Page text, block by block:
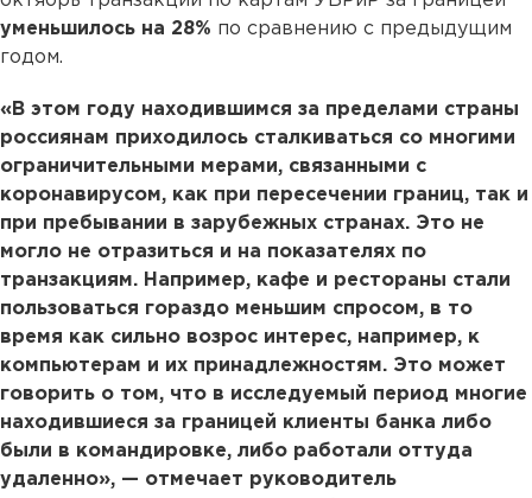
уменьшилось на 28% по сравнению с предыдущим
годом.
«В этом году находившимся за пределами страны
россиянам приходилось сталкиваться со многими
ограничительными мерами, связанными с
коронавирусом, как при пересечении границ, так и
при пребывании в зарубежных странах. Это не
могло не отразиться и на показателях по
транзакциям. Например, кафе и рестораны стали
пользоваться гораздо меньшим спросом, в то
время как сильно возрос интерес, например, к
компьютерам и их принадлежностям. Это может
говорить о том, что в исследуемый период многие
находившиеся за границей клиенты банка либо
были в командировке, либо работали оттуда
удаленно», — отмечает руководитель